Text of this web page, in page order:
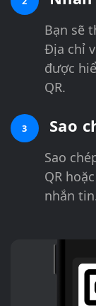
Bạn sẽ
Địa chỉ
được
QR.
3 Sao
Sao
QR
nhắn